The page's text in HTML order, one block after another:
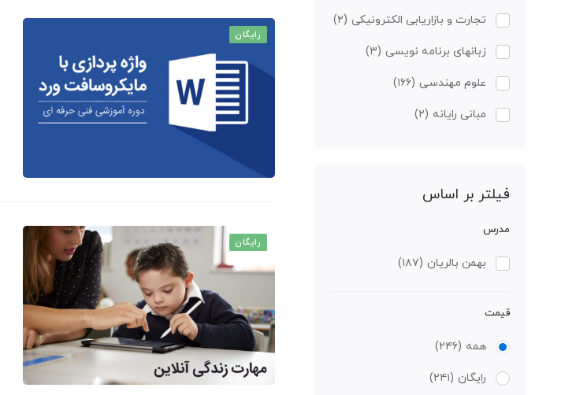
تجارت و بازاریابی الکترونیکی (۲)
زبانهای برنامه نویسی (۳)
علوم مهندسی (۱۶۶)
مبانی رایانه (۲)
فیلتر بر اساس
مدرس
بهمن بالریان (۱۸۷)
قیمت
همه (۲۴۶)
رایگان (۲۴۱)
رایگان
رایگان